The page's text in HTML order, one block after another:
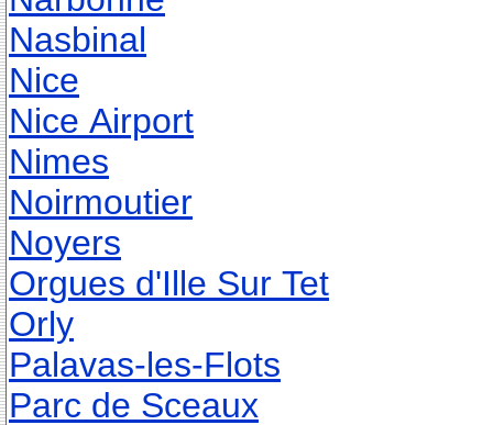
Nasbinal
Nice
Nice Airport
Nimes
Noirmoutier
Noyers
Orgues d'Ille Sur Tet
Orly
Palavas-les-Flots
Parc de Sceaux